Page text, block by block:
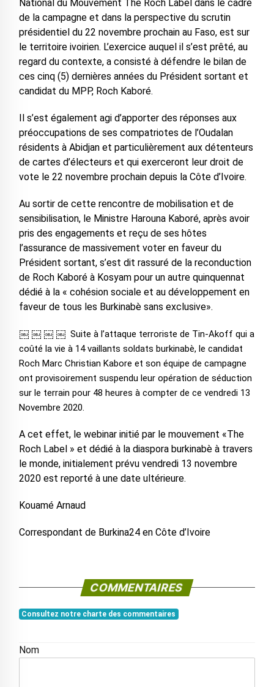
National du Mouvement The Roch Label dans le cadre
de la campagne et dans la perspective du scrutin
présidentiel du 22 novembre prochain au Faso, est sur
le territoire ivoirien. L’exercice auquel il s’est prêté, au
regard du contexte, a consisté à défendre le bilan de
ces cinq (5) dernières années du Président sortant et
candidat du MPP, Roch Kaboré.
Il s’est également agi d’apporter des réponses aux
préoccupations de ses compatriotes de l’Oudalan
résidents à Abidjan et particulièrement aux détenteurs
de cartes d’électeurs et qui exerceront leur droit de
vote le 22 novembre prochain depuis la Côte d’Ivoire.
Au sortir de cette rencontre de mobilisation et de
sensibilisation, le Ministre Harouna Kaboré, après avoir
pris des engagements et reçu de ses hôtes
l’assurance de massivement voter en faveur du
Président sortant, s’est dit rassuré de la reconduction
de Roch Kaboré à Kosyam pour un autre quinquennat
dédié à la « cohésion sociale et au développement en
faveur de tous les Burkinabè sans exclusive».
￼ ￼ ￼ ￼ Suite à l’attaque terroriste de Tin-Akoff qui a
coûté la vie à 14 vaillants soldats burkinabè, le candidat
Roch Marc Christian Kabore et son équipe de campagne
ont provisoirement suspendu leur opération de séduction
sur le terrain pour 48 heures à compter de ce vendredi 13
Novembre 2020.
A cet effet, le webinar initié par le mouvement «The
Roch Label » et dédié à la diaspora burkinabè à travers
le monde, initialement prévu vendredi 13 novembre
2020 est reporté à une date ultérieure.
Kouamé Arnaud
Correspondant de Burkina24 en Côte d’Ivoire
COMMENTAIRES
Consultez notre charte des commentaires
Nom